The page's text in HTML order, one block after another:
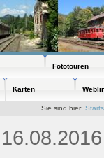
Fototouren
Karten
Sie sind hier:
16.08.2016